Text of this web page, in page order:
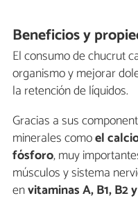
Beneficios y
El consumo de chucrut
organismo y mejorar
la retención de líquidos.
Gracias a sus
minerales comoel
fósforo, muy
músculos y sistema
envitaminas A, B1, B2